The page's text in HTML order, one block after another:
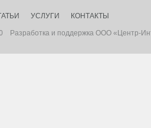
УСЛУГИ КОНТАКТЫ
Разработка и поддержка ООО «Центр-